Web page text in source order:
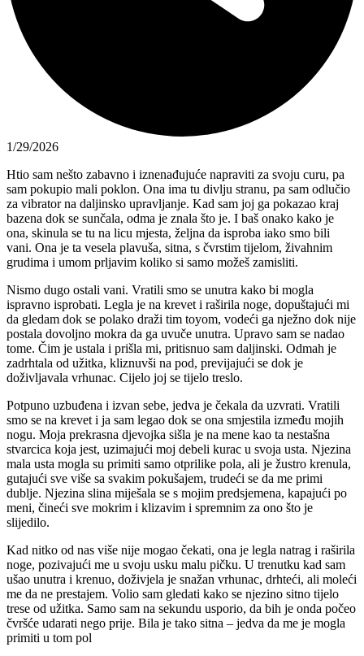
1/29/2026
Htio sam nešto zabavno i iznenađujuće napraviti za svoju curu, pa
sam pokupio mali poklon. Ona ima tu divlju stranu, pa sam odlučio
za vibrator na daljinsko upravljanje. Kad sam joj ga pokazao kraj
bazena dok se sunčala, odma je znala što je. I baš onako kako je
ona, skinula se tu na licu mjesta, željna da isproba iako smo bili
vani. Ona je ta vesela plavuša, sitna, s čvrstim tijelom, živahnim
grudima i umom prljavim koliko si samo možeš zamisliti.
Nismo dugo ostali vani. Vratili smo se unutra kako bi mogla
ispravno isprobati. Legla je na krevet i raširila noge, dopuštajući mi
da gledam dok se polako draži tim toyom, vodeći ga nježno dok nije
postala dovoljno mokra da ga uvuče unutra. Upravo sam se nadao
tome. Čim je ustala i prišla mi, pritisnuo sam daljinski. Odmah je
zadrhtala od užitka, kliznuvši na pod, previjajući se dok je
doživljavala vrhunac. Cijelo joj se tijelo treslo.
Potpuno uzbuđena i izvan sebe, jedva je čekala da uzvrati. Vratili
smo se na krevet i ja sam legao dok se ona smjestila između mojih
nogu. Moja prekrasna djevojka sišla je na mene kao ta nestašna
stvarcica koja jest, uzimajući moj debeli kurac u svoja usta. Njezina
mala usta mogla su primiti samo otprilike pola, ali je žustro krenula,
gutajući sve više sa svakim pokušajem, trudeći se da me primi
dublje. Njezina slina miješala se s mojim predsjemena, kapajući po
meni, čineći sve mokrim i klizavim i spremnim za ono što je
slijedilo.
Kad nitko od nas više nije mogao čekati, ona je legla natrag i raširila
noge, pozivajući me u svoju usku malu pičku. U trenutku kad sam
ušao unutra i krenuo, doživjela je snažan vrhunac, drhteći, ali moleći
me da ne prestajem. Volio sam gledati kako se njezino sitno tijelo
trese od užitka. Samo sam na sekundu usporio, da bih je onda počeo
čvršće udarati nego prije. Bila je tako sitna – jedva da me je mogla
primiti u tom pol